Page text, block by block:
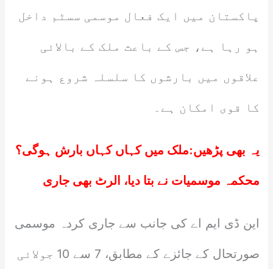
پاکستان میں ایک فعال موسمی سسٹم داخل
ہو رہا ہے، جس کے باعث ملک کے بالائی
علاقوں میں بارشوں کا سلسلہ شروع ہونے
کا قوی امکان ہے۔
یہ بھی پڑھیں:ملک میں کہاں کہاں بارش ہوگی؟
محکمہ موسمیات نے بتا دیا، الرٹ بھی جاری
این ڈی ایم اے کی جانب سے جاری کردہ موسمی
صورتحال کے جائزے کے مطابق، 7 سے 10 جولائی